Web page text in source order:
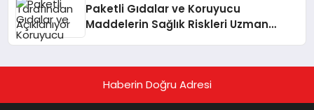
Paketli Gıdalar ve Koruyucu
Maddelerin Sağlık Riskleri Uzman
Haberin Doğru Adresi